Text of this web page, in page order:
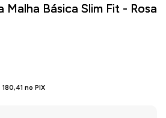
Malha Básica Slim Fit - Rosa
180,41 no PIX